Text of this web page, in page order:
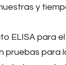
y
ELISA para
pruebas para